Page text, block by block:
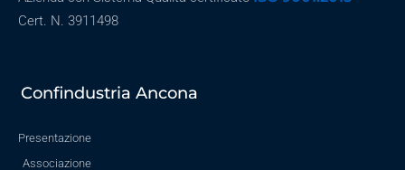
Cert. N. 3911498
Confindustria Ancona
Presentazione
Associazione